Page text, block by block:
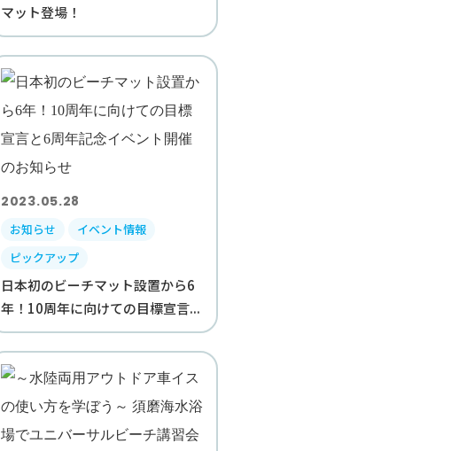
マット登場！
2023.05.28
お知らせ
イベント情報
ピックアップ
日本初のビーチマット設置から6
年！10周年に向けての目標宣言...